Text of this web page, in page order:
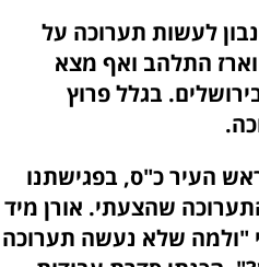
לעשות תערוכה על
וארז התלהב ואף מצא
בגלל פרוץ
העיר כ"ס, בפגישתנו
שהצעתי. אורן מיד
"ולמה שלא נעשה תערוכה